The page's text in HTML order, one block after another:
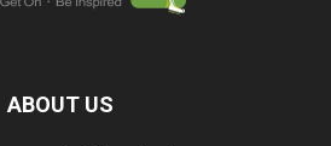
ABOUT US